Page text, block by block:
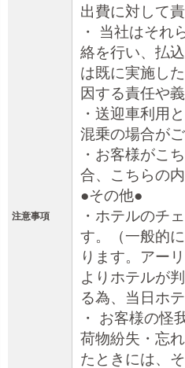
注意事項
出費に対して
・ 当社はそれ
絡を行い、払
は既に実施し
因する責任や
・送迎車利用
混乗の場合が
・お客様がこ
合、こちらの
●その他●
・ホテルのチ
す。（一般的
ります。アー
よりホテルが
る為、当日ホ
・ お客様の怪
荷物紛失・忘
たときには、